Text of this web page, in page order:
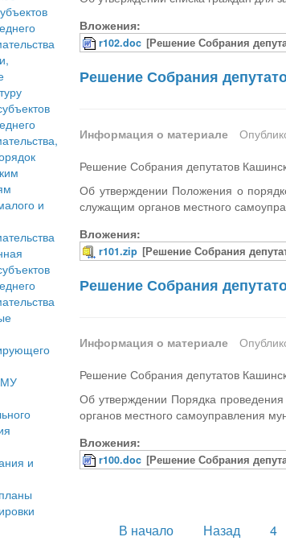
и
МУ
и
Вложения:
r102.doc [Решение Собрания
Решение Собрания
Информация о материале
Решение Собрания депутатов
Об утверждении Положения о
служащим органов местного
Вложения:
r101.zip [Решение Собрания
Решение Собрания
Информация о материале
Решение Собрания депутатов
Об утверждении Порядка проведения
органов местного самоуправления
Вложения:
r100.doc [Решение Собрания
В начало Назад 4